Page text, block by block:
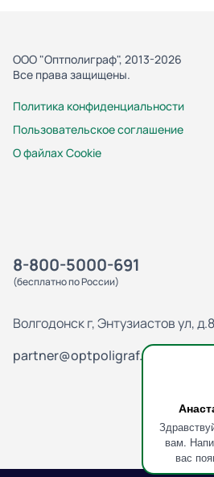
вам.
вас
ООО "Оптполиграф", 2013-2026
Все права защищены.
Политика конфиденциальности
Пользовательское соглашение
О файлах Cookie
8-800-5000-691
(бесплатно по России)
Волгодонск г, Энтузиастов ул, д.8
partner@optpoligraf.ru